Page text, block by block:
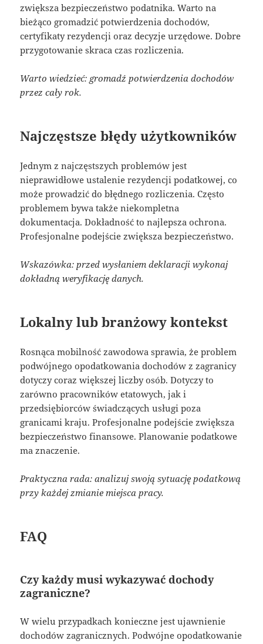
zwiększa bezpieczeństwo podatnika. Warto na
bieżąco gromadzić potwierdzenia dochodów,
certyfikaty rezydencji oraz decyzje urzędowe. Dobre
przygotowanie skraca czas rozliczenia.
Warto wiedzieć: gromadź potwierdzenia dochodów
przez cały rok.
Najczęstsze błędy użytkowników
Jednym z najczęstszych problemów jest
nieprawidłowe ustalenie rezydencji podatkowej, co
może prowadzić do błędnego rozliczenia. Często
problemem bywa także niekompletna
dokumentacja. Dokładność to najlepsza ochrona.
Profesjonalne podejście zwiększa bezpieczeństwo.
Wskazówka: przed wysłaniem deklaracji wykonaj
dokładną weryfikację danych.
Lokalny lub branżowy kontekst
Rosnąca mobilność zawodowa sprawia, że problem
podwójnego opodatkowania dochodów z zagranicy
dotyczy coraz większej liczby osób. Dotyczy to
zarówno pracowników etatowych, jak i
przedsiębiorców świadczących usługi poza
granicami kraju. Profesjonalne podejście zwiększa
bezpieczeństwo finansowe. Planowanie podatkowe
ma znaczenie.
Praktyczna rada: analizuj swoją sytuację podatkową
przy każdej zmianie miejsca pracy.
FAQ
Czy każdy musi wykazywać dochody
zagraniczne?
W wielu przypadkach konieczne jest ujawnienie
dochodów zagranicznych. Podwójne opodatkowanie